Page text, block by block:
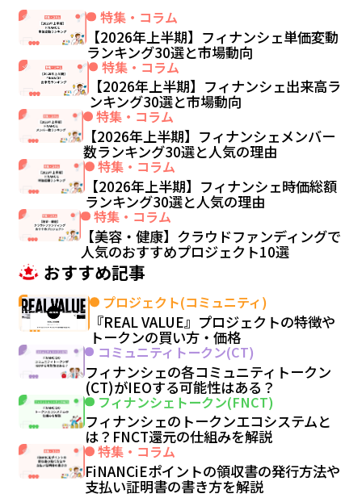
特集・コラム
【2026年上半期】フィナンシェ単価変動
ランキング30選と市場動向
特集・コラム
【2026年上半期】フィナンシェ出来高ラ
ンキング30選と市場動向
特集・コラム
【2026年上半期】フィナンシェメンバー
数ランキング30選と人気の理由
特集・コラム
【2026年上半期】フィナンシェ時価総額
ランキング30選と人気の理由
特集・コラム
【美容・健康】クラウドファンディングで
人気のおすすめプロジェクト10選
おすすめ記事
プロジェクト(コミュニティ)
『REAL VALUE』プロジェクトの特徴や
トークンの買い方・価格
コミュニティトークン(CT)
フィナンシェの各コミュニティトークン
(CT)がIEOする可能性はある？
フィナンシェトークン(FNCT)
フィナンシェのトークンエコシステムと
は？FNCT還元の仕組みを解説
特集・コラム
FiNANCiEポイントの領収書の発行方法や
支払い証明書の書き方を解説